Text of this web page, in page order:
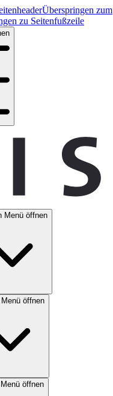
Überspringen zum
zu Seitenfußzeile
Menü öffnen
Menü öffnen
öffnen